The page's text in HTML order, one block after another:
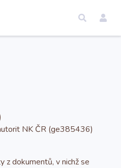
NK ČR (ge385436)
z dokumentů, v nichž se